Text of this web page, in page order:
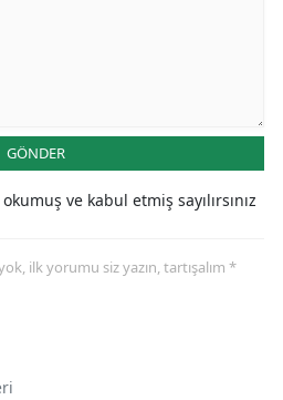
GÖNDER
okumuş ve kabul etmiş sayılırsınız
ilk yorumu siz yazın, tartışalım *